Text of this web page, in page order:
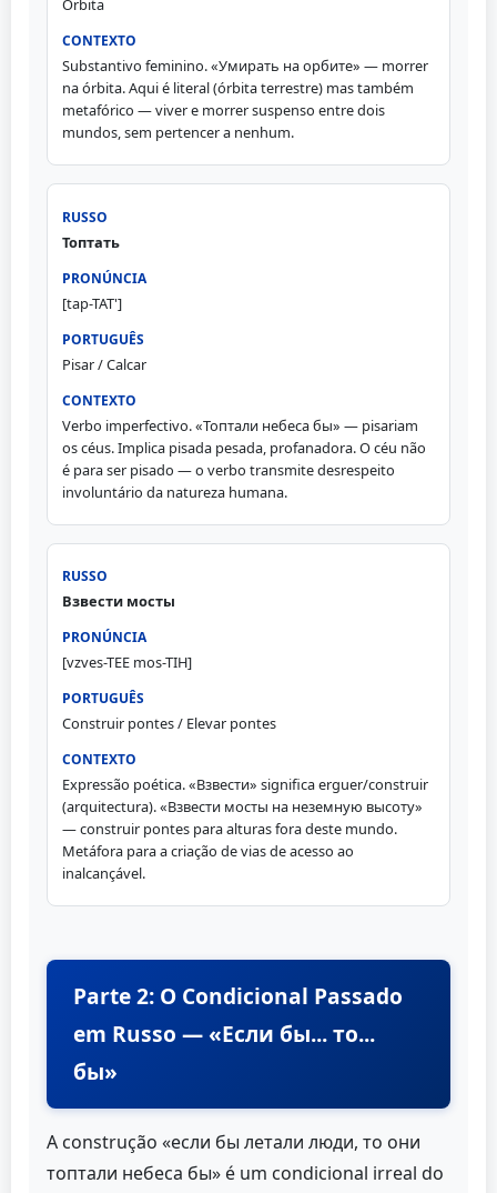
Órbita
Substantivo feminino. «Умирать на орбите» — morrer
na órbita. Aqui é literal (órbita terrestre) mas também
metafórico — viver e morrer suspenso entre dois
mundos, sem pertencer a nenhum.
Топтать
[tap-TAT']
Pisar / Calcar
Verbo imperfectivo. «Топтали небеса бы» — pisariam
os céus. Implica pisada pesada, profanadora. O céu não
é para ser pisado — o verbo transmite desrespeito
involuntário da natureza humana.
Взвести мосты
[vzves-TEE mos-TIH]
Construir pontes / Elevar pontes
Expressão poética. «Взвести» significa erguer/construir
(arquitectura). «Взвести мосты на неземную высоту»
— construir pontes para alturas fora deste mundo.
Metáfora para a criação de vias de acesso ao
inalcançável.
Parte 2: O Condicional Passado
em Russo — «Если бы... то...
бы»
A construção «если бы летали люди, то они
топтали небеса бы» é um condicional irreal do